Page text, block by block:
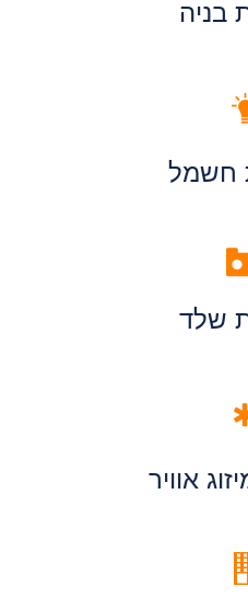
בניה
חשמל
שלד
אוויר